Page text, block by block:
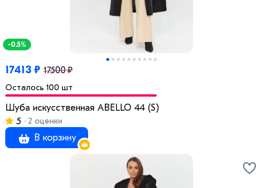
-0.5%
17413 ₽ 17500 ₽
Осталось 100 шт
Шуба искусственная ABELLO 44 (S)
5
2 оценки
В корзину